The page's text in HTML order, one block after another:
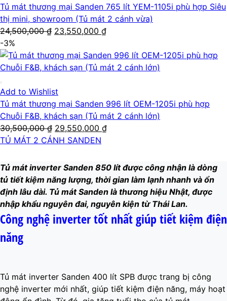
Tủ mát thương mại Sanden 765 lít YEM-1105i phù hợp Siêu
thị mini, showroom (Tủ mát 2 cánh vừa)
24,500,000₫ Giá
là:
24,500,000 ₫.
23,550,000 ₫Giá
tại
là:
-3%
Add to Wishlist
Tủ mát thương mại Sanden 996 lít OEM-1205i phù hợp
Chuỗi F&B, khách sạn (Tủ mát 2 cánh lớn)
30,500,000₫ Giá
gốc
30,500,000 ₫.
29,550,000 ₫Giá
là:
29,550,000 ₫.
TỦ MÁT 2 CÁNH SANDEN
Tủ mát inverter Sanden 850 lít được công nhận là dòng
tủ tiết kiệm năng lượng, thời gian làm lạnh nhanh và ổn
định lâu dài. Tủ mát Sanden là thương hiệu Nhật, được
nhập khẩu nguyên đai, nguyên kiện từ Thái Lan.
Công nghệ inverter tốt nhất giúp tiết kiệm điện
năng
Tủ mát inverter Sanden 400 lít SPB được trang bị công
nghệ inverter mới nhất, giúp tiết kiệm điện năng, máy hoạt